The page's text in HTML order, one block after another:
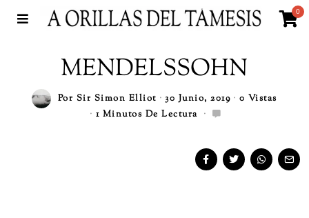
0
MENDELSSOHN
Por Sir Simon Elliot 30 Junio, 2019
0 Vistas
1 Minutos De Lectura